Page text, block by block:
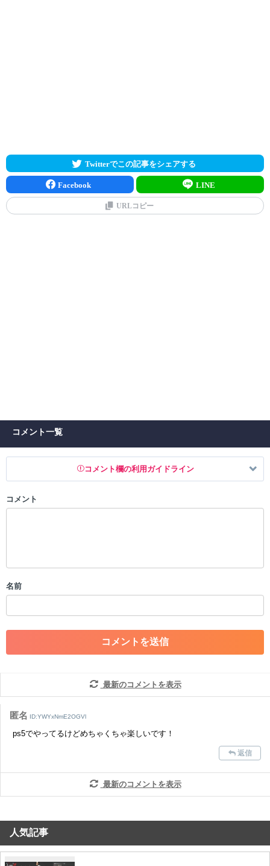
Twitterでこの記事をシェアする
Facebook LINE
URLコピー
コメント一覧
コメント欄の利用ガイドライン
以下の書き込みを禁止とし、場合によってはコメント削除や書き込み制
・一度削除された投稿を再び投稿すること
・アカウントの売買など金銭が絡む内容の投稿
・各ゲームのネタバレを含む内容の投稿
・その他、管理者が不適切と判断した投稿
コメントの削除を申請する※投稿内容を確認後、順次対応さ
せていただきます。ご了承ください。
さい。
また、過度な利用規約の違反や、弊社に損害の及ぶ内容の書き込みがあ
かじめご理解くださいませ。
コメント
名前
最新のコメントを表示
匿名 ID:YWYxNmE2OGVl
ps5でやってるけどめちゃくちゃ楽しいです！
返信
最新のコメントを表示
人気記事